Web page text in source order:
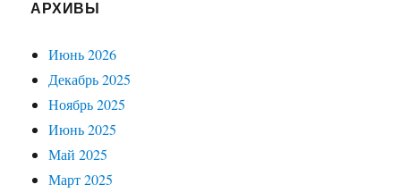
АРХИВЫ
Июнь 2026
Декабрь 2025
Ноябрь 2025
Июнь 2025
Май 2025
Март 2025